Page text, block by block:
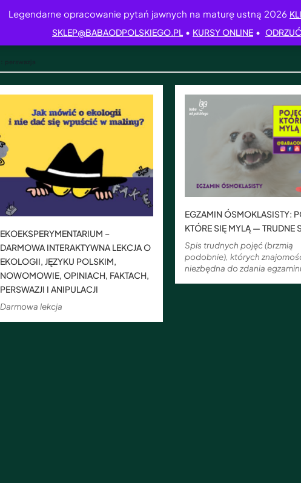
Legendarne opracowanie pytań jawnych na maturę ustną 2026
SKLEP@BABAODPOLSKIEGO.PL • KURSY ONLINE • ODRZUĆ
EKOEKSPERYMENTARIUM –
DARMOWA INTERAKTYWNA LEKCJA O
EKOLOGII, JĘZYKU POLSKIM,
NOWOMOWIE, OPINIACH, FAKTACH,
PERSWAZJI I ANIPULACJI
Darmowa lekcja
EGZAMIN ÓSMOKLASISTY:
KTÓRE SIĘ MYLĄ — TRUDNE
Spis trudnych pojęć (brzmią
podobnie), których
niezbędna do zdania